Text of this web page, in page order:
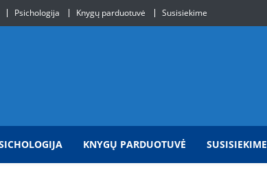
Psichologija Knygų parduotuvė Susisiekime
KNYGŲ PARDUOTUVĖ SUSISIEKIME